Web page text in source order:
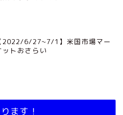
2022/6/27~7/1】米国市場マー
ットおさらい
ます！